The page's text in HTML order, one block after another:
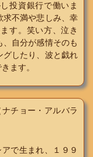
投資銀行で働いま
求不満や悲しみ、幸
す。笑い方、泣き
自分が感情そのも
グしたり、波と戯れ
ます。
ナチョー・アルバラ
で生まれ、１９９